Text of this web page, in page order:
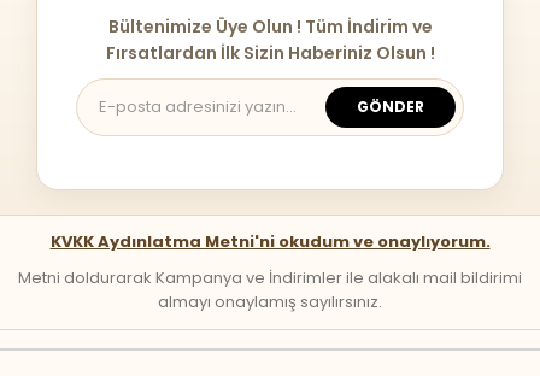
Bültenimize Üye Olun ! Tüm İndirim ve
Fırsatlardan İlk Sizin Haberiniz Olsun !
GÖNDER
KVKK Aydınlatma Metni'ni okudum ve onaylıyorum.
Metni doldurarak Kampanya ve İndirimler ile alakalı mail bildirimi
almayı onaylamış sayılırsınız.